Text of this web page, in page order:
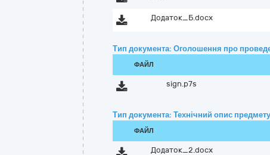
Додаток_Б.docx
Тип документа: Оголошення про
ФАЙЛ
sign.p7s
Тип документа: Технічний опис предмету
ФАЙЛ
Додаток_2.docx